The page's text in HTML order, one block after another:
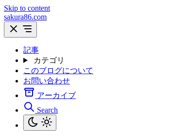
Skip to content
sakura86.com
記事
カテゴリ
このブログについて
お問い合わせ
アーカイブ
Search